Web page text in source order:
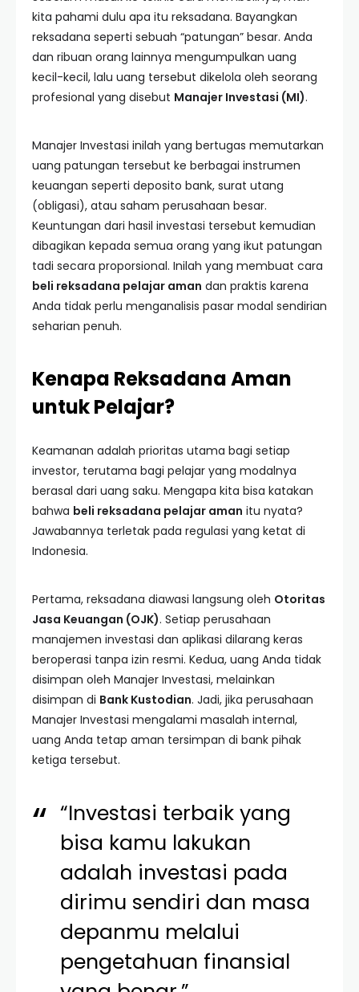
kita pahami dulu apa itu reksadana. Bayangkan
reksadana seperti sebuah “patungan” besar. Anda
dan ribuan orang lainnya mengumpulkan uang
kecil-kecil, lalu uang tersebut dikelola oleh seorang
profesional yang disebut Manajer Investasi (MI).
Manajer Investasi inilah yang bertugas memutarkan
uang patungan tersebut ke berbagai instrumen
keuangan seperti deposito bank, surat utang
(obligasi), atau saham perusahaan besar.
Keuntungan dari hasil investasi tersebut kemudian
dibagikan kepada semua orang yang ikut patungan
tadi secara proporsional. Inilah yang membuat cara
beli reksadana pelajar aman dan praktis karena
Anda tidak perlu menganalisis pasar modal sendirian
seharian penuh.
Kenapa Reksadana Aman
untuk Pelajar?
Keamanan adalah prioritas utama bagi setiap
investor, terutama bagi pelajar yang modalnya
berasal dari uang saku. Mengapa kita bisa katakan
bahwa beli reksadana pelajar aman itu nyata?
Jawabannya terletak pada regulasi yang ketat di
Indonesia.
Pertama, reksadana diawasi langsung oleh Otoritas
Jasa Keuangan (OJK). Setiap perusahaan
manajemen investasi dan aplikasi dilarang keras
beroperasi tanpa izin resmi. Kedua, uang Anda tidak
disimpan oleh Manajer Investasi, melainkan
disimpan di Bank Kustodian. Jadi, jika perusahaan
Manajer Investasi mengalami masalah internal,
uang Anda tetap aman tersimpan di bank pihak
ketiga tersebut.
“Investasi terbaik yang
bisa kamu lakukan
adalah investasi pada
dirimu sendiri dan masa
depanmu melalui
pengetahuan finansial